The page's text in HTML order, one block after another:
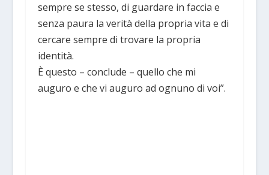
sempre se stesso, di guardare in faccia e
senza paura la verità della propria vita e di
cercare sempre di trovare la propria
identità.
È questo – conclude – quello che mi
auguro e che vi auguro ad ognuno di voi”.